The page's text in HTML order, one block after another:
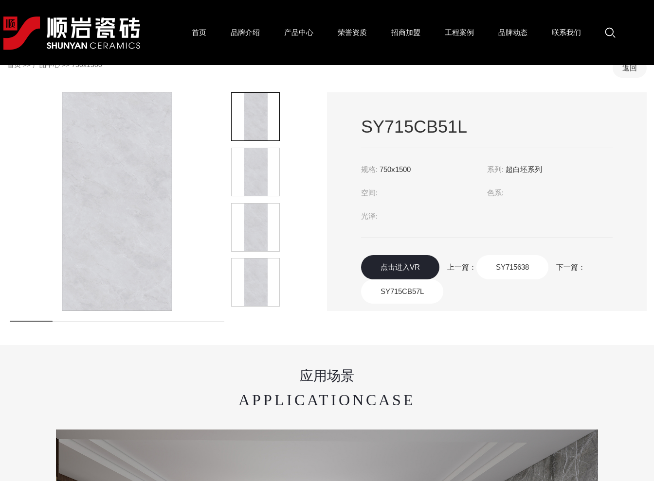
首页 品牌介绍 产品中心 荣誉资质 招商加盟 工程案例 品牌动态 联系我们
首页>>产品中心>>750x1500 返回
SY715CB51L
规格: 750x1500 系列: 超白坯系列
空间: 色系:
光泽:
点击进入VR 上一篇： SY715638 下一篇：
SY715CB57L
应用场景
APPLICATIONCASE